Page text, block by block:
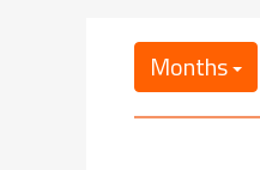
Months
خامسہ مرکزی جامعۃ